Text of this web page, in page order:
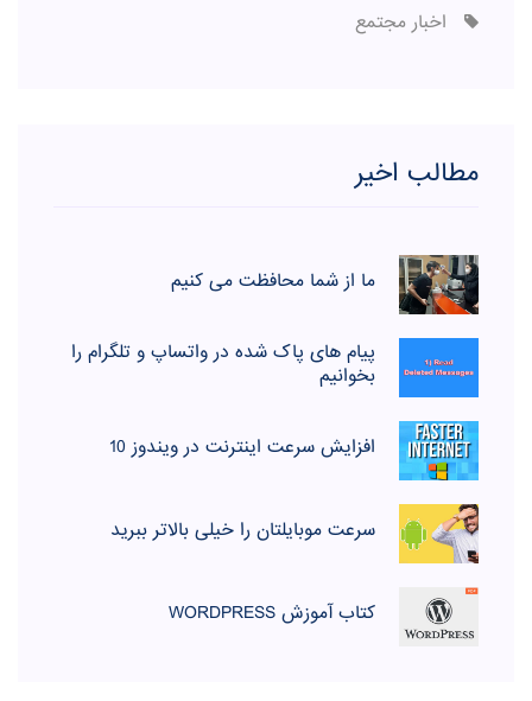
اخبار مجتمع
مطالب اخیر
ما از شما محافظت می کنیم
پیام های پاک شده در واتساپ و تلگرام را
بخوانیم
افزایش سرعت اینترنت در ویندوز 10
سرعت موبایلتان را خیلی بالاتر ببرید
کتاب آموزش WORDPRESS